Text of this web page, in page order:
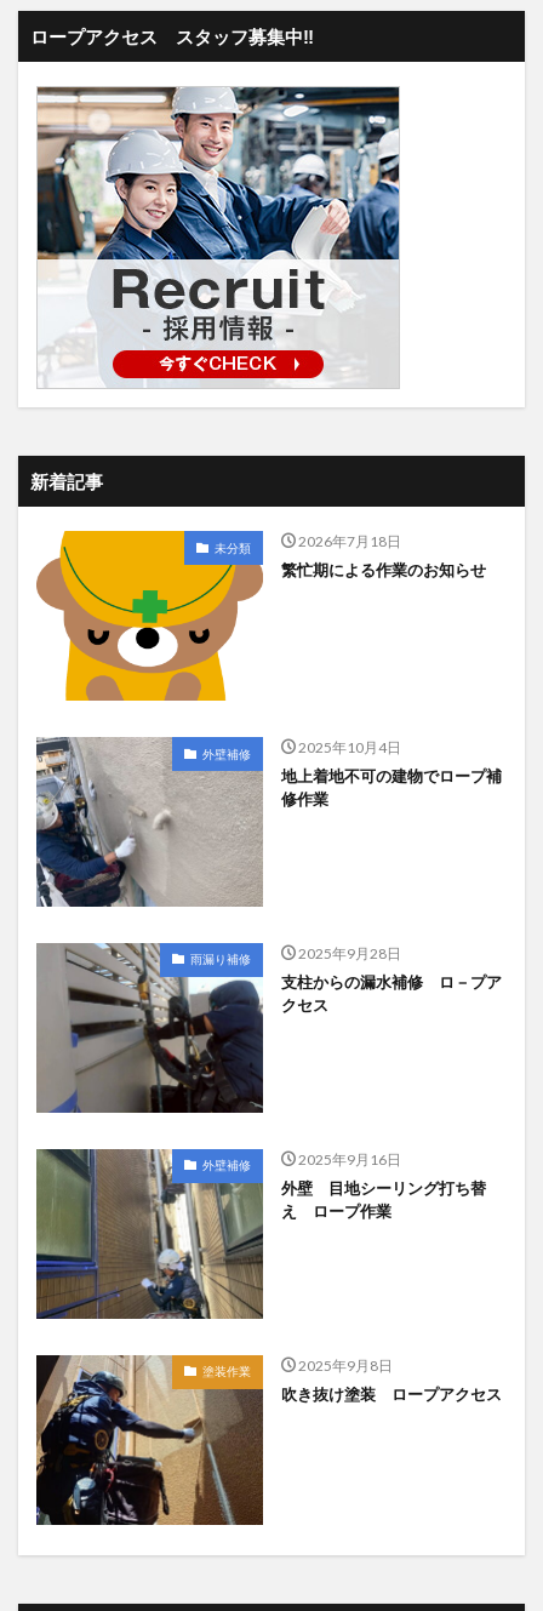
ロープアクセス スタッフ募集中‼
新着記事
未分類 2026年7月18日
繁忙期による作業のお知らせ
外壁補修 2025年10月4日
地上着地不可の建物でロープ補
修作業
雨漏り補修 2025年9月28日
支柱からの漏水補修 ロ－プア
クセス
外壁補修 2025年9月16日
外壁 目地シーリング打ち替
え ロープ作業
塗装作業 2025年9月8日
吹き抜け塗装 ロープアクセス